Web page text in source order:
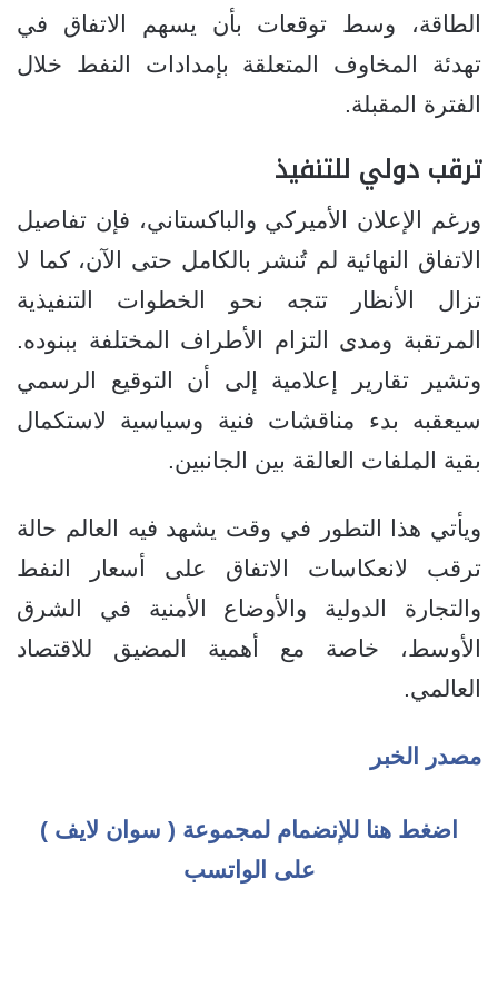
الطاقة، وسط توقعات بأن يسهم الاتفاق في
تهدئة المخاوف المتعلقة بإمدادات النفط خلال
الفترة المقبلة.
ترقب دولي للتنفيذ
ورغم الإعلان الأميركي والباكستاني، فإن تفاصيل
الاتفاق النهائية لم تُنشر بالكامل حتى الآن، كما لا
تزال الأنظار تتجه نحو الخطوات التنفيذية
المرتقبة ومدى التزام الأطراف المختلفة ببنوده.
وتشير تقارير إعلامية إلى أن التوقيع الرسمي
سيعقبه بدء مناقشات فنية وسياسية لاستكمال
بقية الملفات العالقة بين الجانبين.
ويأتي هذا التطور في وقت يشهد فيه العالم حالة
ترقب لانعكاسات الاتفاق على أسعار النفط
والتجارة الدولية والأوضاع الأمنية في الشرق
الأوسط، خاصة مع أهمية المضيق للاقتصاد
العالمي.
مصدر الخبر
اضغط هنا للإنضمام لمجموعة ( سوان لايف )
على الواتسب